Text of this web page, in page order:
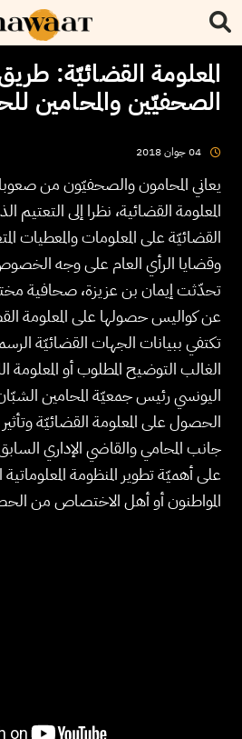
المعلومة القضائيّة:
الصحفيّين والمحامين
04جوان2018
يعاني المحامون والصحفيّون من
المعلومة القضائية، نظرا إلى التعتيم
القضائيّة على المعلومات والمعطيات
وقضايا الرأي العام على وجه
تحدّثت إيمان بن عزيزة، صحافية
عن كواليس حصولها على المعلومة
تكتفي ببيانات الجهات القضائيّة
الغالب التوضيح المطلوب أو
اليونسي رئيس جمعيّة المحامين
الحصول على المعلومة القضائيّة
جانب المحامي والقاضي الإداري
على أهميّة تطوير المنظومة
المواطنون أو أهل الاختصاص من